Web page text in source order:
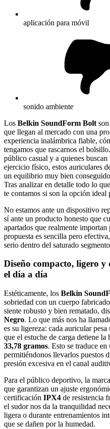
aplicación para móvil
sonido ambiente
Los Belkin SoundForm Bolt
que llegan al mercado con una
experiencia inalámbrica fiable,
tengamos que rascarnos el
público casual y a quienes
ejercicio físico, estos auriculares
un equilibrio muy bien
Tras analizar en detalle todo lo
te contamos si son la opción ideal
No estamos ante un dispositivo
sí ante un producto honesto que
apartados que realmente
propuesta es sencilla pero
serio dentro del saturado
Diseño compacto, ligero
el día a día
Estéticamente, los Belkin
sobriedad con un cuerpo
siente robusto y bien rematado,
Negro. Lo que más nos ha
es su ligereza: cada auricular pesa
que el estuche de carga detiene
33,78 gramos. Esto se traduce
permitiéndonos llevarlos puestos
presión excesiva en el canal
Para el público deportivo, la
que garantizan un ajuste
certificación IPX4 de resistencia
el sudor nos da la tranquilidad
ligera o durante entrenamientos
que se dañen por la humedad.